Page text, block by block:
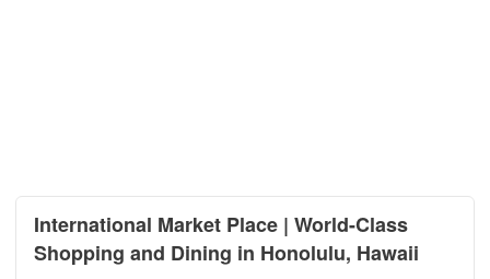
International Market Place | World-Class
Shopping and Dining in Honolulu, Hawaii